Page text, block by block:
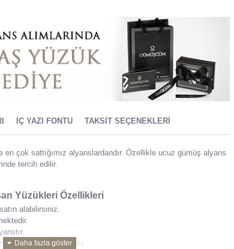
İÇ YAZI FONTU TAKSIT SEÇENEKLERI
çok sattığımız alyanslardandır. Özellikle ucuz gümüş alyans
tercih edilir.
Yüzükleri Özellikleri
alabilirsiniz.
taşlar kullanılmaktadır.